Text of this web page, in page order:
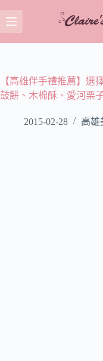
至
主
容【高雄伴手禮推薦】選
鼓餅、木棉酥、愛河栗
2015-02-28 高雄